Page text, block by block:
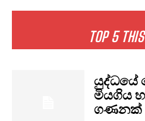
TOP 5
යුද්ධයේ
මියගිය
ගණනක්